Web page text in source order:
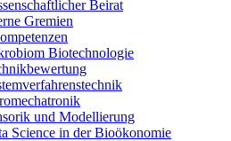
Beirat
Gremien
Biotechnologie
und Modellierung
Science in der Bioökonomie